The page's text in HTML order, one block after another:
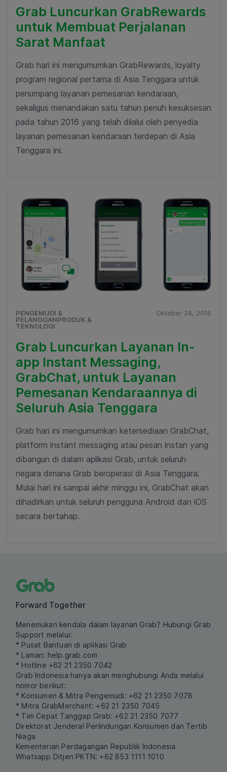
Grab Luncurkan GrabRewards
untuk Membuat Perjalanan
Sarat Manfaat
Grab hari ini mengumumkan GrabRewards, loyalty
program regional pertama di Asia Tenggara untuk
penumpang layanan pemesanan kendaraan,
sekaligus menandakan satu tahun penuh kesuksesan
pada tahun 2016 yang telah dilalui oleh penyedia
layanan pemesanan kendaraan terdepan di Asia
Tenggara ini.
PENGEMUDI &
PELANGGANPRODUK &
TEKNOLOGI
Oktober 24, 2016
Grab Luncurkan Layanan In-
app Instant Messaging,
GrabChat, untuk Layanan
Pemesanan Kendaraannya di
Seluruh Asia Tenggara
Grab hari ini mengumumkan ketersediaan GrabChat,
platform instant messaging atau pesan instan yang
dibangun di dalam aplikasi Grab, untuk seluruh
negara dimana Grab beroperasi di Asia Tenggara.
Mulai hari ini sampai akhir minggu ini, GrabChat akan
dihadirkan untuk seluruh pengguna Android dan iOS
secara bertahap.
Forward Together
Menemukan kendala dalam layanan Grab? Hubungi Grab
Support melalui:
* Pusat Bantuan di aplikasi Grab
* Laman: help.grab.com
* Hotline +62 21 2350 7042
Grab Indonesia hanya akan menghubungi Anda melalui
nomor berikut:
* Konsumen & Mitra Pengemudi: +62 21 2350 7078
* Mitra GrabMerchant: +62 21 2350 7045
* Tim Cepat Tanggap Grab: +62 21 2350 7077
Direktorat Jenderal Perlindungan Konsumen dan Tertib
Niaga
Kementerian Perdagangan Republik Indonesia
Whatsapp Ditjen PKTN: +62 853 1111 1010